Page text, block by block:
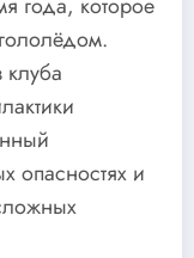
опасностях и